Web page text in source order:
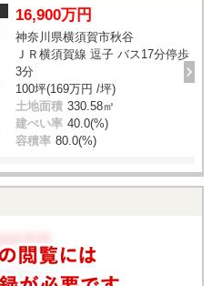
16,900万円
神奈川県横須賀市秋谷
ＪＲ横須賀線 逗子 バス17分停歩
3分
100坪(169万円 /坪)
土地面積 330.58㎡
建ぺい率 40.0(%)
容積率 80.0(%)